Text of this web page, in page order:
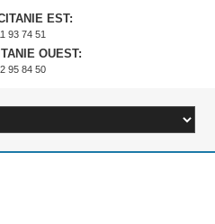
EST:
93 74 51
OUEST:
95 84 50